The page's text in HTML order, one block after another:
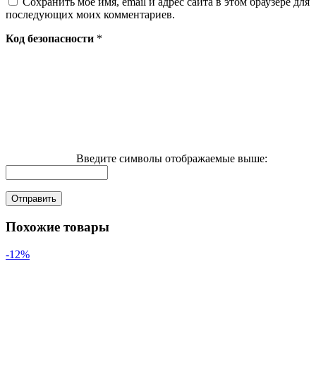
последующих моих комментариев.
Код безопасности *
Введите символы отображаемые выше:
Похожие товары
-12%